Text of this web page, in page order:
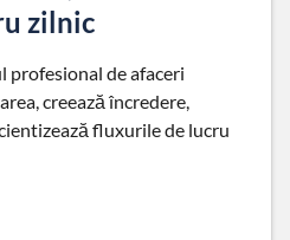
zilnic
profesional de afaceri
creează încredere,
fluxurile de lucru